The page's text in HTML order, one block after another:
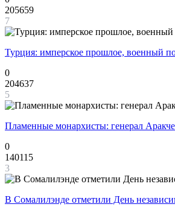
205659
7
Турция: имперское прошлое, военный
0
204637
5
Пламенные монархисты: генерал
0
140115
3
В Сомалилэнде отметили День